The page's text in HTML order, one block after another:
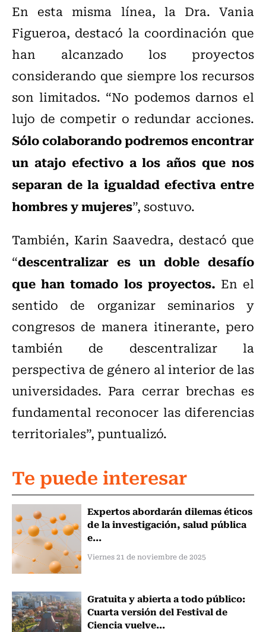
En esta misma línea, la Dra. Vania
Figueroa, destacó la coordinación que
han alcanzado los proyectos
considerando que siempre los recursos
son limitados. “No podemos darnos el
lujo de competir o redundar acciones.
Sólo colaborando podremos encontrar
un atajo efectivo a los años que nos
separan de la igualdad efectiva entre
hombres y mujeres”, sostuvo.
También, Karin Saavedra, destacó que
“descentralizar es un doble desafío
que han tomado los proyectos. En el
sentido de organizar seminarios y
congresos de manera itinerante, pero
también de descentralizar la
perspectiva de género al interior de las
universidades. Para cerrar brechas es
fundamental reconocer las diferencias
territoriales”, puntualizó.
Te puede interesar
Expertos abordarán dilemas éticos
de la investigación, salud pública
e...
Viernes 21 de noviembre de 2025
Gratuita y abierta a todo público:
Cuarta versión del Festival de
Ciencia vuelve...